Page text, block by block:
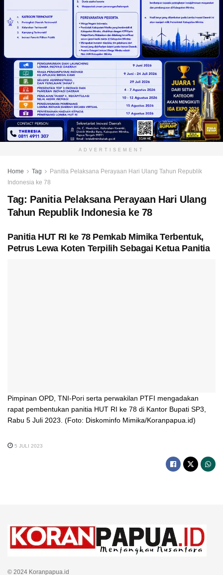
ADVERTISEMENT
Home Tag
Panitia Pelaksana Perayaan Hari Ulang Tahun Republik
Indonesia ke 78
Tag: Panitia Pelaksana Perayaan Hari Ulang
Tahun Republik Indonesia ke 78
Panitia HUT RI ke 78 Pemkab Mimika Terbentuk,
Petrus Lewa Koten Terpilih Sebagai Ketua Panitia
Pimpinan OPD, TNI-Pori serta perwakilan PTFI mengadakan
rapat pembentukan panitia HUT RI ke 78 di Kantor Bupati SP3,
Rabu 5 Juli 2023. (Foto: Diskominfo Mimika/Koranpapua.id)
5 JULI 2023
© 2024 Koranpapua.id